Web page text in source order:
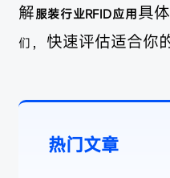
解服装行业RFID应用具
们 ，快速评估适合你
热门文章